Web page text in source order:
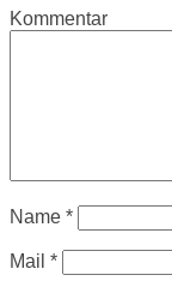
Kommentar
Name *
Mail *